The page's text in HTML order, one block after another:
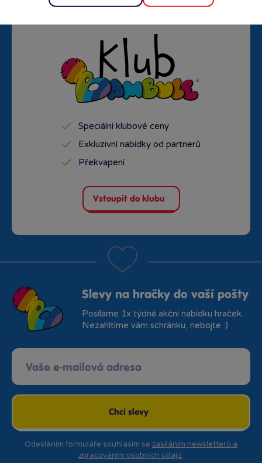
Speciální klubové ceny
Exkluzivní nabídky od partnerů
Překvapení
Vstoupit do klubu
Slevy na hračky do vaší pošty
Posíláme 1x týdně akční nabídku hraček.
Nezahltíme vám schránku, nebojte :)
Chci slevy
Odesláním formuláře souhlasím se zasíláním newsletterů a
zpracováním osobních údajů.